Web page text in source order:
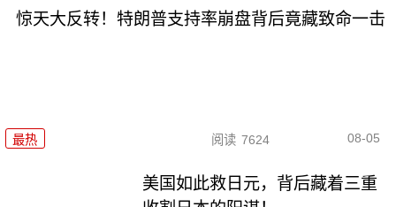
惊天大反转！特朗普支持率崩盘背后竟藏致命一击
最热 阅读 7624 08-05
美国如此救日元，背后藏着三重